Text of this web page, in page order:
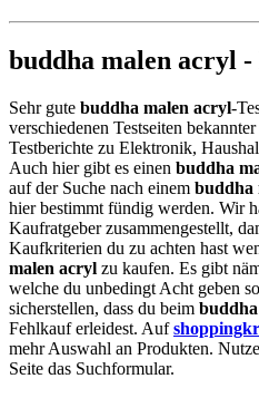
buddha malen acryl
Sehr gute buddha malen acryl-
verschiedenen Testseiten
Testberichte zu Elektronik,
Auch hier gibt es einen buddha
auf der Suche nach einem buddha
hier bestimmt fündig werden. Wir
Kaufratgeber zusammengestellt,
Kaufkriterien du zu achten hast
malen acryl zu kaufen. Es gibt
welche du unbedingt Acht geben
sicherstellen, dass du beim
Fehlkauf erleidest. Auf
mehr Auswahl an Produkten.
Seite das Suchformular.